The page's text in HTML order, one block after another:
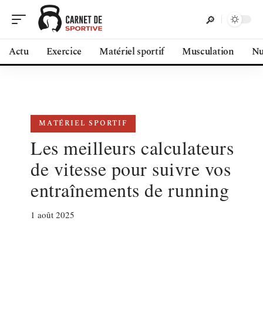
Actu Exercice Matériel sportif Musculation
MATÉRIEL SPORTIF
Les meilleurs calculateurs
de vitesse pour suivre vos
entraînements de running
1 août 2025